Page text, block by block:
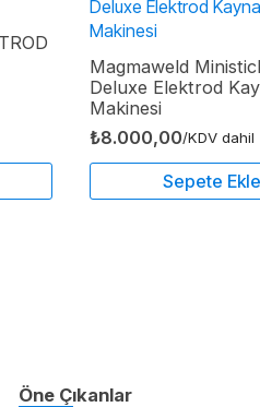
Magmaweld
Deluxe Elektrod
Makinesi
₺8.000,00/KDV dahil
Sepete Ekle
Öne Çıkanlar